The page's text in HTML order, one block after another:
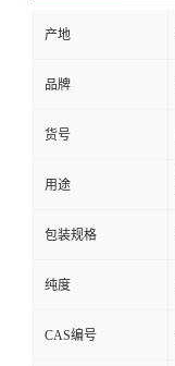
产地
品牌
货号
用途
包装规格
纯度
CAS编号